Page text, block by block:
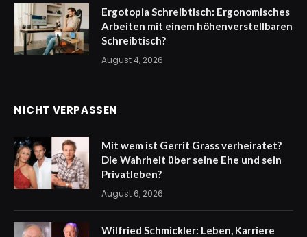
Ergotopia Schreibtisch: Ergonomisches
Arbeiten mit einem höhenverstellbaren
Schreibtisch?
August 4, 2026
NICHT VERPASSEN
Mit wem ist Gerrit Grass verheiratet?
Die Wahrheit über seine Ehe und sein
Privatleben?
August 6, 2026
Wilfried Schmickler: Leben, Karriere